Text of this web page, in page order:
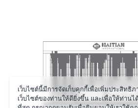
เว็บไซต์นี้มีการจัดเก็บคุกกี้เพื่อเพิ่มประสิทธิภ
เว็บไซต์ของท่านให้ดียิ่งขึ้น และเพื่อให้ท่านไ